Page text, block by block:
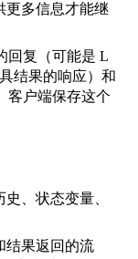
更多信息才能继
回复（可能是 L
结果的响应）和
客户端保存这个
、状态变量、
结果返回的流